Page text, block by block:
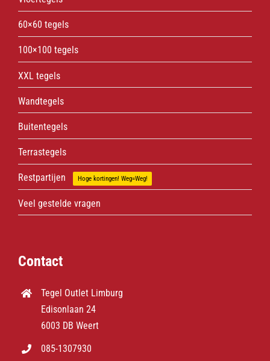
60×60 tegels
100×100 tegels
XXL tegels
Wandtegels
Buitentegels
Terrastegels
Restpartijen Hoge kortingen! Weg=Weg!
Veel gestelde vragen
Contact
Tegel Outlet Limburg
Edisonlaan 24
6003 DB Weert
085-1307930